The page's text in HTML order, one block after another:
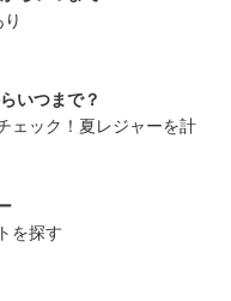
いつまで？
ェック！夏レジャーを計
を探す